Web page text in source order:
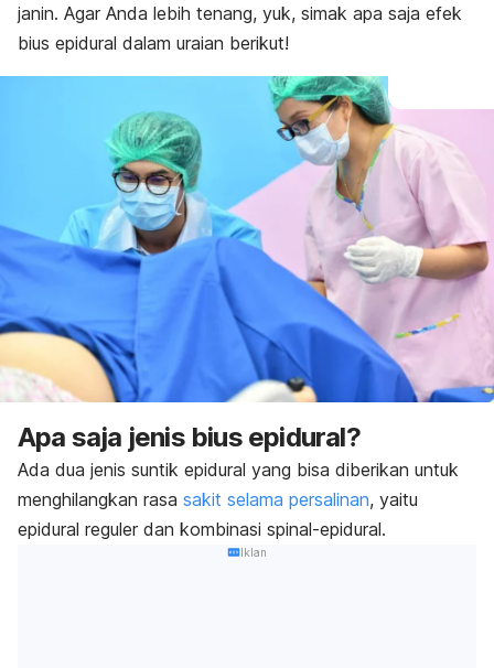
janin. Agar Anda lebih tenang, yuk, simak apa saja efek
bius epidural dalam uraian berikut!
Apa saja jenis bius epidural?
Ada dua jenis suntik epidural yang bisa diberikan untuk
menghilangkan rasa sakit selama persalinan, yaitu
epidural reguler dan kombinasi spinal-epidural.
Iklan